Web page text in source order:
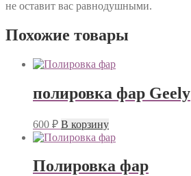
не оставит вас равнодушными.
Похожие товары
полировка фар Geely
600 ₽ В корзину
Полировка фар